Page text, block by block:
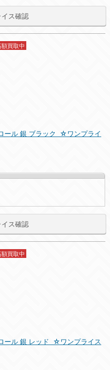
イス確認
額買取中
ール 銀 ブラック ☆ワンプライ
イス確認
額買取中
ール 銀 レッド ☆ワンプライス